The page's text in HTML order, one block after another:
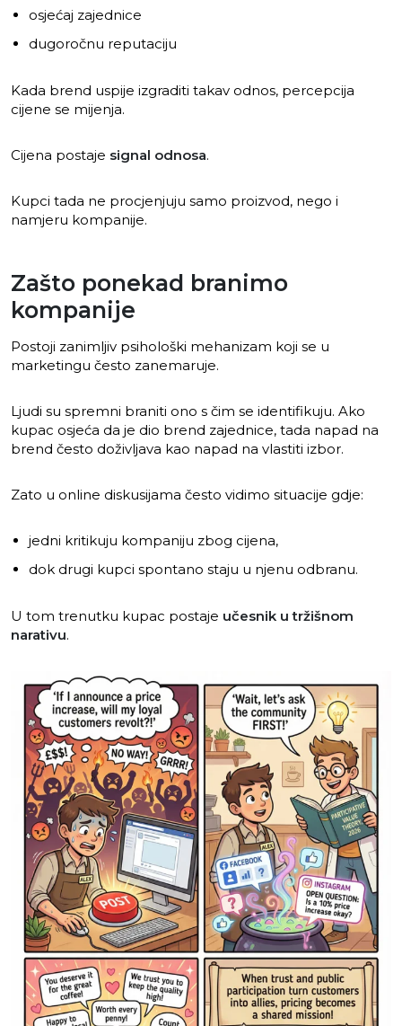
osjećaj zajednice
dugoročnu reputaciju
Kada brend uspije izgraditi takav odnos, percepcija
cijene se mijenja.
Cijena postaje signal odnosa.
Kupci tada ne procjenjuju samo proizvod, nego i
namjeru kompanije.
Zašto ponekad branimo
kompanije
Postoji zanimljiv psihološki mehanizam koji se u
marketingu često zanemaruje.
Ljudi su spremni braniti ono s čim se identifikuju. Ako
kupac osjeća da je dio brend zajednice, tada napad na
brend često doživljava kao napad na vlastiti izbor.
Zato u online diskusijama često vidimo situacije gdje:
jedni kritikuju kompaniju zbog cijena,
dok drugi kupci spontano staju u njenu odbranu.
U tom trenutku kupac postaje učesnik u tržišnom
narativu.